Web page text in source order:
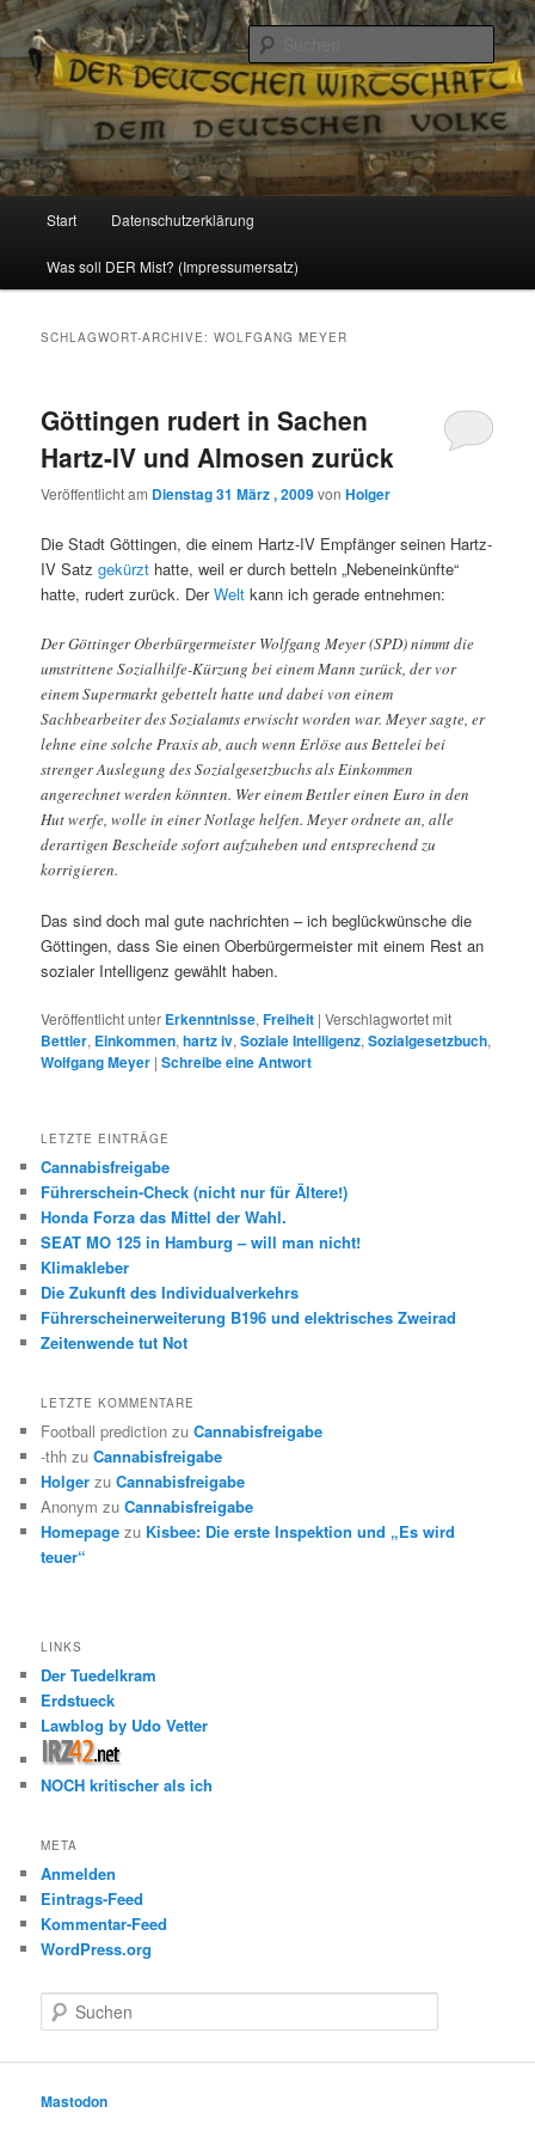
Reizzentrum
Politik, Wirtschaft, Soziales und Gesellschaft
Zum
Inhalt
Zum
sekundären
Start Datenschutzerklärung
Was soll DER Mist? (Impressumersatz)
SCHLAGWORT-ARCHIVE:WOLFGANG MEYER
Göttingen rudert in Sachen
Hartz-IV und Almosen zurück
Veröffentlicht am Dienstag 31 März , 2009vonHolger
Die Stadt Göttingen, die einem Hartz-IV Empfänger seinen Hartz-
IV Satzgekürzt hatte, weil er durch betteln „Nebeneinkünfte“
hatte, rudert zurück. DerWelt kann ich gerade entnehmen:
Der Göttinger Oberbürgermeister Wolfgang Meyer (SPD) nimmt die
umstrittene Sozialhilfe-Kürzung bei einem Mann zurück, der vor
einem Supermarkt gebettelt hatte und dabei von einem
Sachbearbeiter des Sozialamts erwischt worden war. Meyer sagte, er
lehne eine solche Praxis ab, auch wenn Erlöse aus Bettelei bei
strenger Auslegung des Sozialgesetzbuchs als Einkommen
angerechnet werden könnten. Wer einem Bettler einen Euro in den
Hut werfe, wolle in einer Notlage helfen. Meyer ordnete an, alle
derartigen Bescheide sofort aufzuheben und entsprechend zu
korrigieren.
Das sind doch mal gute nachrichten – ich beglückwünsche die
Göttingen, dass Sie einen Oberbürgermeister mit einem Rest an
sozialer Intelligenz gewählt haben.
Veröffentlicht unter Erkenntnisse,Freiheit |Verschlagwortet mit
Bettler, Einkommen,hartz iv,Soziale Intelligenz,Sozialgesetzbuch,
Wolfgang Meyer |Schreibe eine Antwort
LETZTE EINTRÄGE
Cannabisfreigabe
Führerschein-Check (nicht nur für Ältere!)
Honda Forza das Mittel der Wahl.
SEAT MO 125 in Hamburg – will man nicht!
Klimakleber
Die Zukunft des Individualverkehrs
Führerscheinerweiterung B196 und elektrisches Zweirad
Zeitenwende tut Not
LETZTE KOMMENTARE
Football prediction zuCannabisfreigabe
-thh zuCannabisfreigabe
Holger zuCannabisfreigabe
Anonym zuCannabisfreigabe
Homepage zu Kisbee: Die erste Inspektion und „Es wird
teuer“
LINKS
Der Tuedelkram
Erdstueck
Lawblog by Udo Vetter
NOCH kritischer als ich
META
Anmelden
Eintrags-Feed
Kommentar-Feed
WordPress.org
u
e
Mastodon